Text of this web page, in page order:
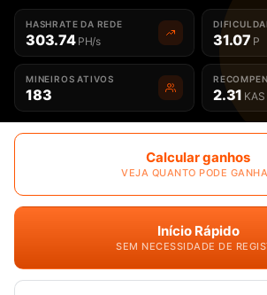
HASHRATE DA REDE
303.74 PH/s 31.07 P
MINEIROS ATIVOS
183 2.31 KAS
Calcular ganhos
VEJA QUANTO PODE
Início Rápido
SEM NECESSIDADE DE